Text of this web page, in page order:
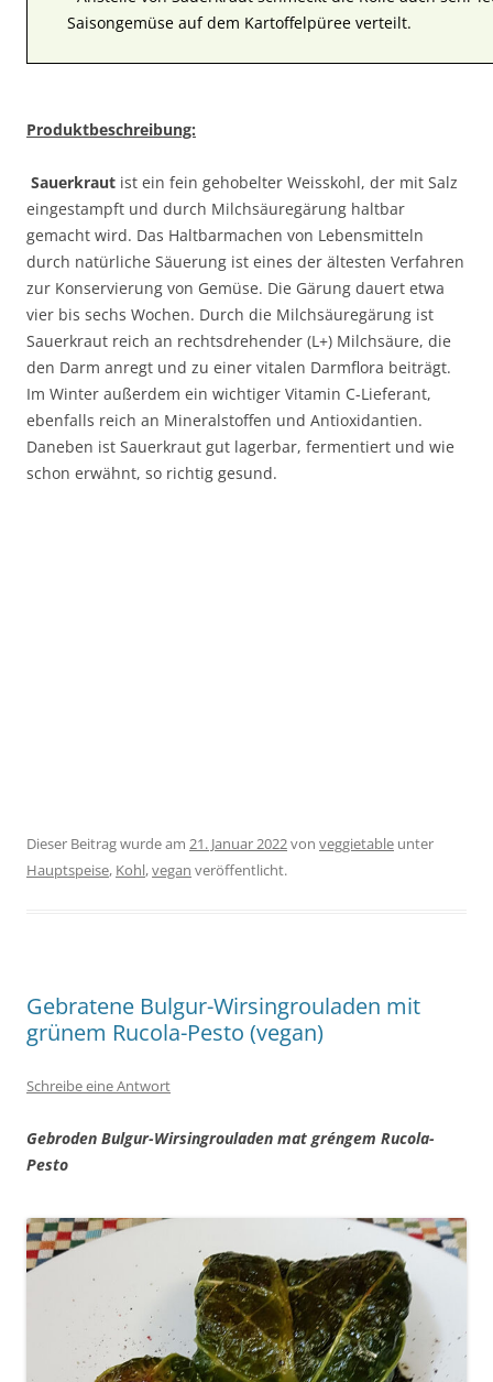
Saisongemüse auf dem Kartoffelpüree verteilt.
Produktbeschreibung:
Sauerkraut ist ein fein gehobelter Weisskohl, der mit Salz
eingestampft und durch Milchsäuregärung haltbar
gemacht wird. Das Haltbarmachen von Lebensmitteln
durch natürliche Säuerung ist eines der ältesten Verfahren
zur Konservierung von Gemüse. Die Gärung dauert etwa
vier bis sechs Wochen. Durch die Milchsäuregärung ist
Sauerkraut reich an rechtsdrehender (L+) Milchsäure, die
den Darm anregt und zu einer vitalen Darmflora beiträgt.
Im Winter außerdem ein wichtiger Vitamin C-Lieferant,
ebenfalls reich an Mineralstoffen und Antioxidantien.
Daneben ist Sauerkraut gut lagerbar, fermentiert und wie
schon erwähnt, so richtig gesund.
Dieser Beitrag wurde am 21. Januar 2022von veggietable unter
Hauptspeise, Kohl,vegan veröffentlicht.
Gebratene Bulgur-Wirsingrouladen mit
grünem Rucola-Pesto (vegan)
Schreibe eine Antwort
Gebroden Bulgur-Wirsingrouladen mat gréngem Rucola-
Pesto